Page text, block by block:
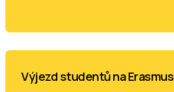
Výjezd studentů na Erasmus